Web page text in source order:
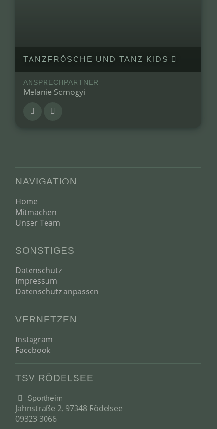
TANZFRÖSCHE UND TANZ KIDS
ANSPRECHPARTNER
Melanie Somogyi
NAVIGATION
Home
Mitmachen
Unser Team
SONSTIGES
Datenschutz
Impressum
Datenschutz anpassen
VERNETZEN
Instagram
Facebook
TSV RÖDELSEE
Sportheim
Jahnstraße 2, 97348 Rödelsee
09323 3066